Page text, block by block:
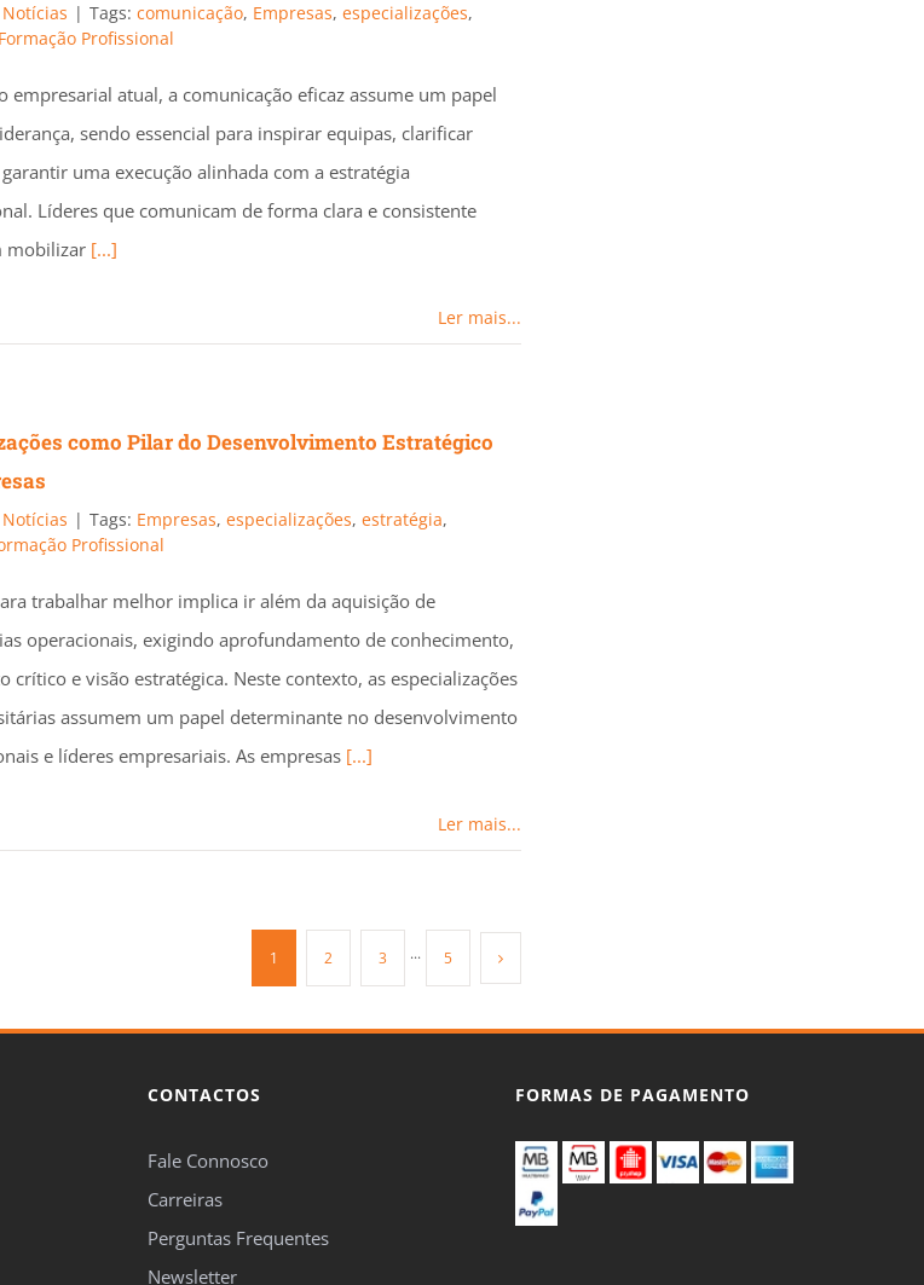
Notícias | Tags: comunicação, Empresas, especializações,
Formação Profissional
empresarial atual, a comunicação eficaz assume um papel
sendo essencial para inspirar equipas, clarificar
uma execução alinhada com a estratégia
Líderes que comunicam de forma clara e consistente
mobilizar [...]
Ler mais...
como Pilar do Desenvolvimento Estratégico
Notícias | Tags: Empresas, especializações, estratégia,
Profissional
trabalhar melhor implica ir além da aquisição de
operacionais, exigindo aprofundamento de conhecimento,
crítico e visão estratégica. Neste contexto, as especializações
assumem um papel determinante no desenvolvimento
e líderes empresariais. As empresas [...]
Ler mais...
1 2 3 ··· 5
CONTACTOS
Fale Connosco
Carreiras
Perguntas Frequentes
Newsletter
FORMAS DE PAGAMENTO